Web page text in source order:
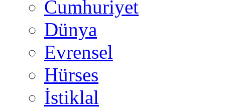
Cumhuriyet
Dünya
Evrensel
Hürses
İstiklal